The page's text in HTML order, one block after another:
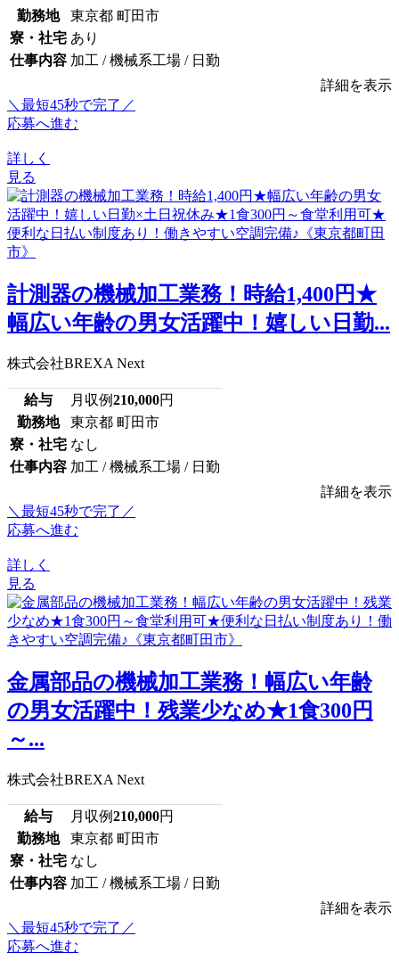
勤務地
東京都 町田市
寮・社宅 あり
仕事内容 加工 / 機械系工場 / 日勤
詳細を表示
＼最短45秒で完了／
応募へ進む
詳しく
見る
計測器の機械加工業務！時給1,400円★
幅広い年齢の男女活躍中！嬉しい日勤...
株式会社BREXA Next
給与 月収例210,000円
勤務地
東京都 町田市
寮・社宅 なし
仕事内容 加工 / 機械系工場 / 日勤
詳細を表示
＼最短45秒で完了／
応募へ進む
詳しく
見る
金属部品の機械加工業務！幅広い年齢
の男女活躍中！残業少なめ★1食300円
～...
株式会社BREXA Next
給与 月収例210,000円
勤務地
東京都 町田市
寮・社宅 なし
仕事内容 加工 / 機械系工場 / 日勤
詳細を表示
＼最短45秒で完了／
応募へ進む